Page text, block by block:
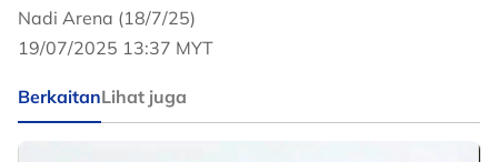
Nadi Arena (18/7/25)
19/07/2025 13:37 MYT
BerkaitanLihat juga